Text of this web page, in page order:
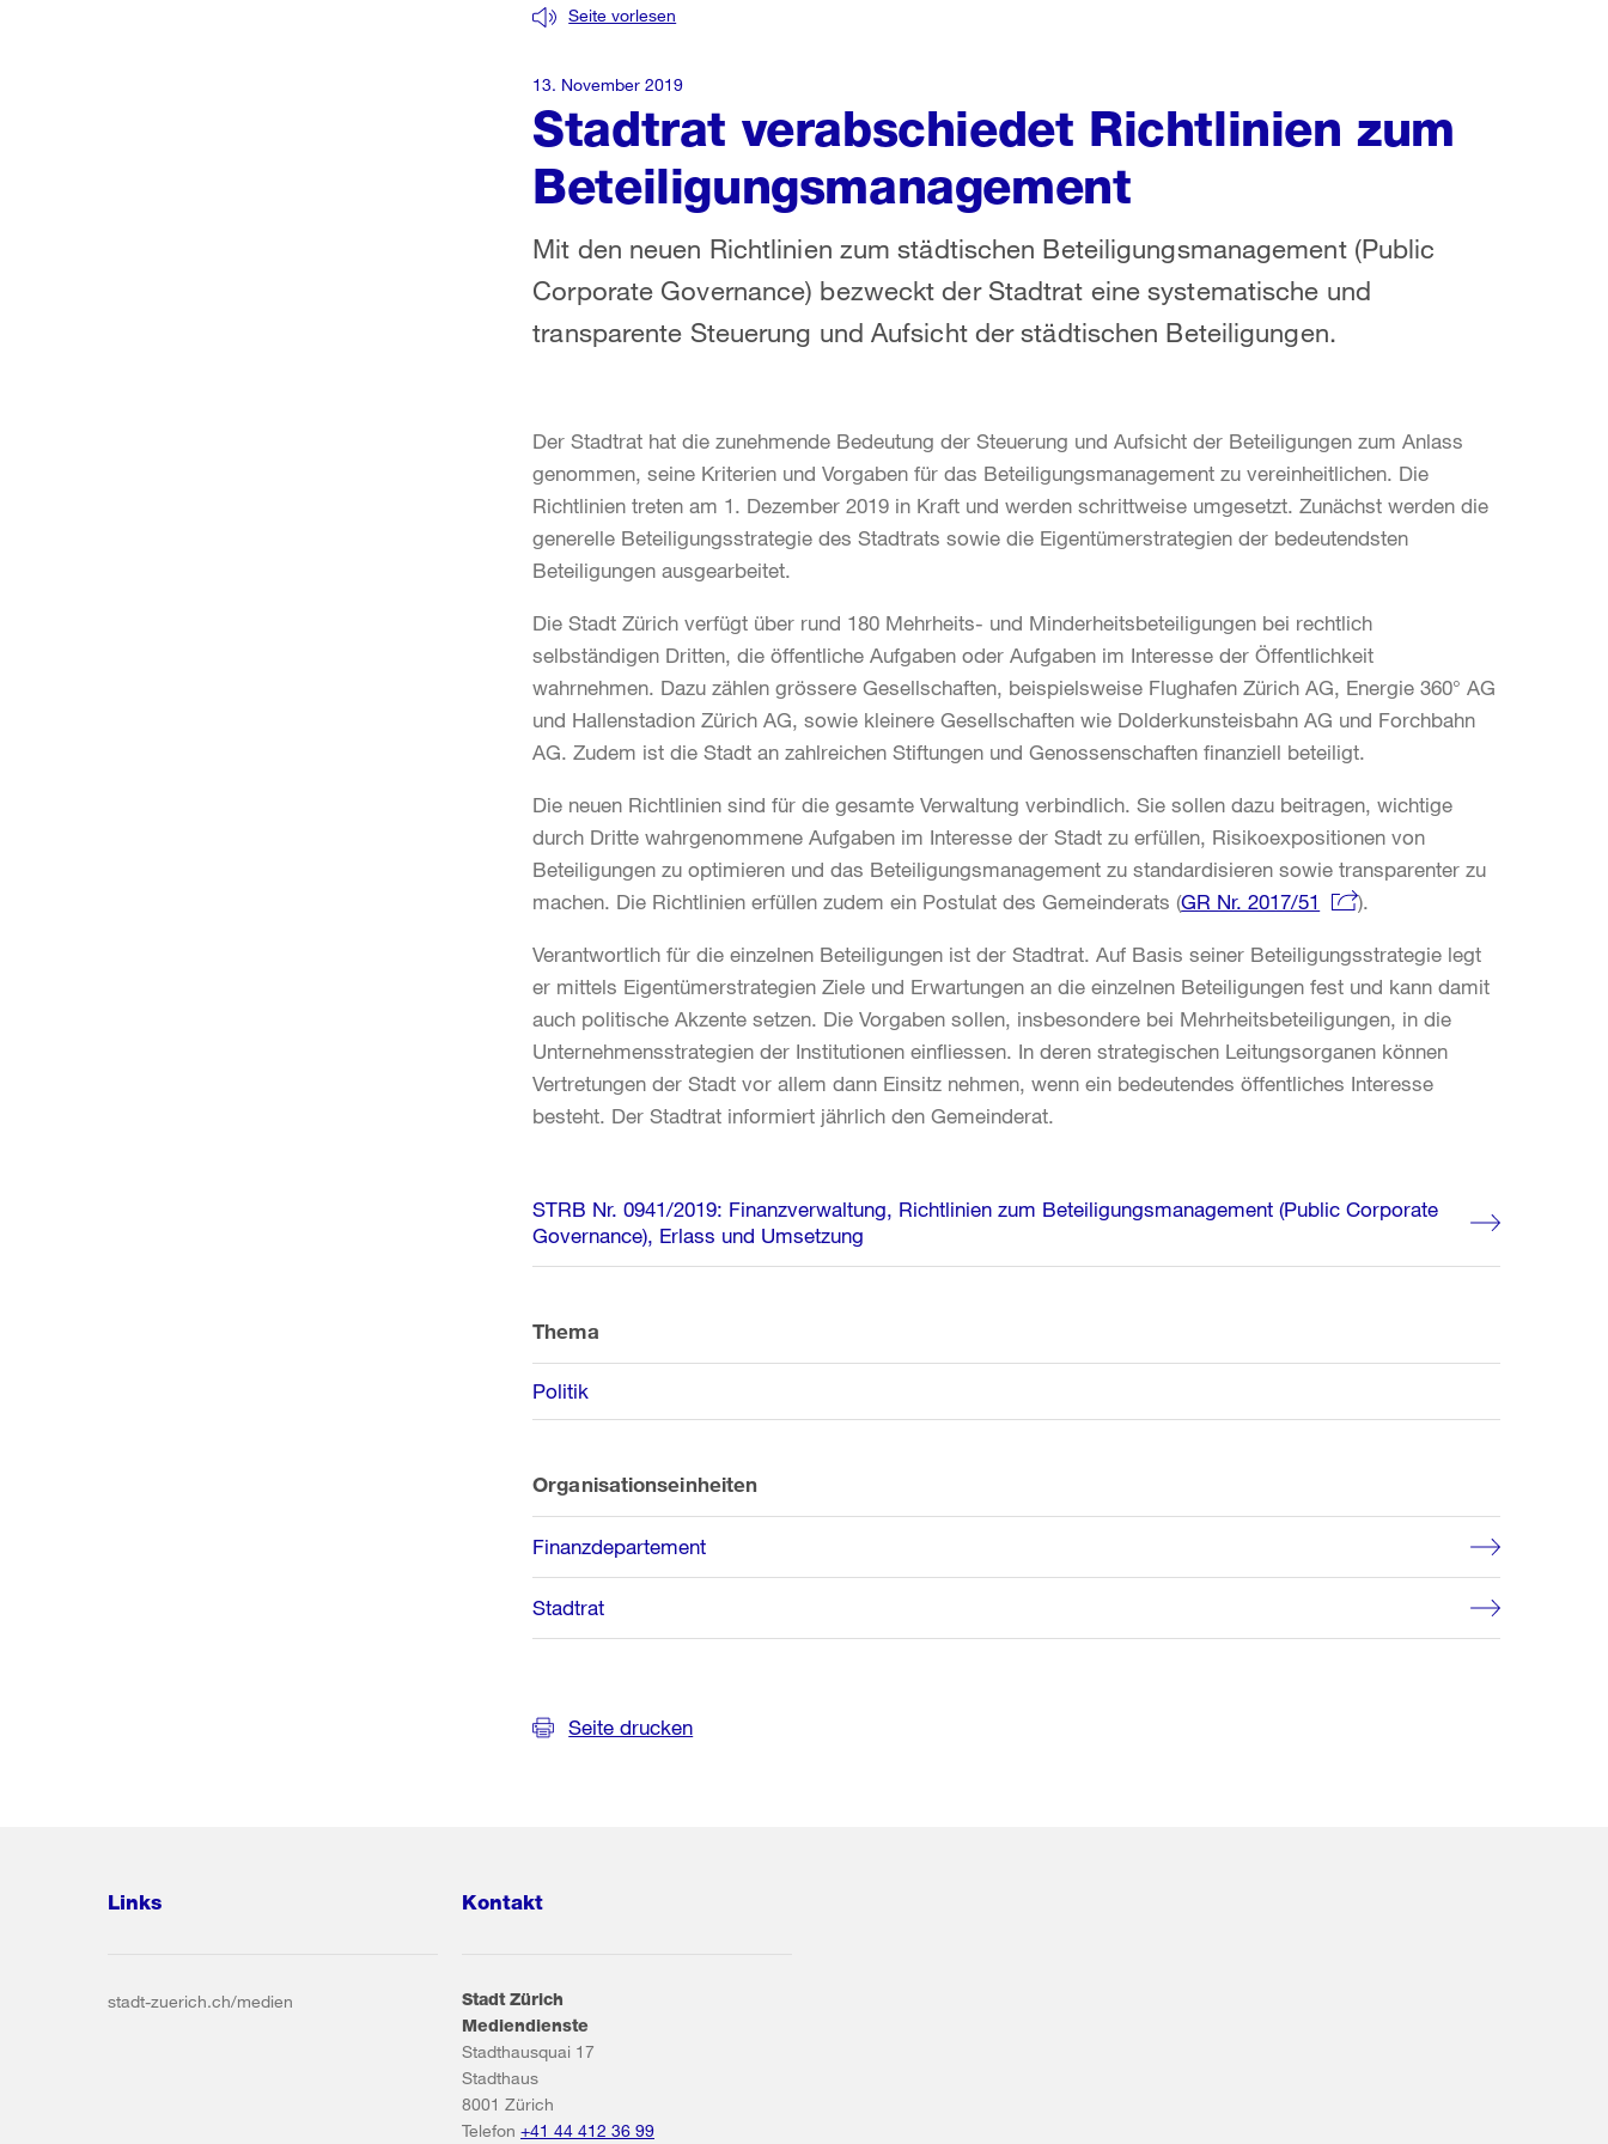
Stadtrat verabschiedet Richtlinien zum
Beteiligungsmanagement
Seite vorlesen
Mit den neuen Richtlinien zum städtischen Beteiligungsmanagement (Public
Corporate Governance) bezweckt der Stadtrat eine systematische und
transparente Steuerung und Aufsicht der städtischen Beteiligungen.
13. November 2019
Der Stadtrat hat die zunehmende Bedeutung der Steuerung und Aufsicht der Beteiligungen zum Anlass
genommen, seine Kriterien und Vorgaben für das Beteiligungsmanagement zu vereinheitlichen. Die
Richtlinien treten am 1. Dezember 2019 in Kraft und werden schrittweise umgesetzt. Zunächst werden die
generelle Beteiligungsstrategie des Stadtrats sowie die Eigentümerstrategien der bedeutendsten
Beteiligungen ausgearbeitet.
Die Stadt Zürich verfügt über rund 180 Mehrheits- und Minderheitsbeteiligungen bei rechtlich
selbständigen Dritten, die öffentliche Aufgaben oder Aufgaben im Interesse der Öffentlichkeit
wahrnehmen. Dazu zählen grössere Gesellschaften, beispielsweise Flughafen Zürich AG, Energie 360° AG
und Hallenstadion Zürich AG, sowie kleinere Gesellschaften wie Dolderkunsteisbahn AG und Forchbahn
AG. Zudem ist die Stadt an zahlreichen Stiftungen und Genossenschaften finanziell beteiligt.
Die neuen Richtlinien sind für die gesamte Verwaltung verbindlich. Sie sollen dazu beitragen, wichtige
durch Dritte wahrgenommene Aufgaben im Interesse der Stadt zu erfüllen, Risikoexpositionen von
Beteiligungen zu optimieren und das Beteiligungsmanagement zu standardisieren sowie transparenter zu
machen. Die Richtlinien erfüllen zudem ein Postulat des Gemeinderats (GR Nr. 2017/51 ).
Verantwortlich für die einzelnen Beteiligungen ist der Stadtrat. Auf Basis seiner Beteiligungsstrategie legt
er mittels Eigentümerstrategien Ziele und Erwartungen an die einzelnen Beteiligungen fest und kann damit
auch politische Akzente setzen. Die Vorgaben sollen, insbesondere bei Mehrheitsbeteiligungen, in die
Unternehmensstrategien der Institutionen einfliessen. In deren strategischen Leitungsorganen können
Vertretungen der Stadt vor allem dann Einsitz nehmen, wenn ein bedeutendes öffentliches Interesse
besteht. Der Stadtrat informiert jährlich den Gemeinderat.
Weitere
Informationen
STRB Nr. 0941/2019: Finanzverwaltung, Richtlinien zum Beteiligungsmanagement (Public Corporate
Governance), Erlass und Umsetzung
Thema
Politik
Organisationseinheiten
Finanzdepartement
Stadtrat
Seite drucken
Links
stadt-zuerich.ch/medien
Kontakt
Stadt Zürich
Mediendienste
Stadthausquai 17
Stadthaus
8001 Zürich
Telefon +41 44 412 36 99